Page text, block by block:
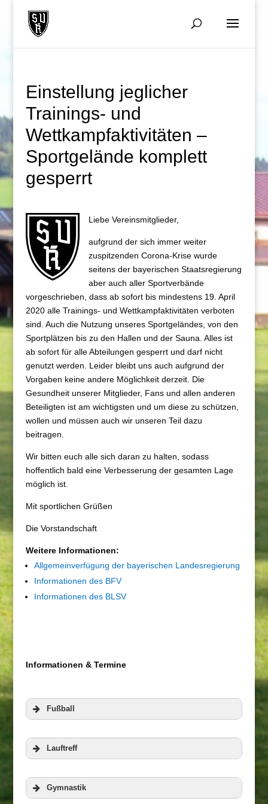
Einstellung jeglicher
Trainings- und
Wettkampfaktivitäten –
Sportgelände komplett
gesperrt
Liebe Vereinsmitglieder,
aufgrund der sich immer weiter
zuspitzenden Corona-Krise wurde
seitens der bayerischen Staatsregierung
aber auch aller Sportverbände
vorgeschrieben, dass ab sofort bis mindestens 19. April
2020 alle Trainings- und Wettkampfaktivitäten verboten
sind. Auch die Nutzung unseres Sportgeländes, von den
Sportplätzen bis zu den Hallen und der Sauna. Alles ist
ab sofort für alle Abteilungen gesperrt und darf nicht
genutzt werden. Leider bleibt uns auch aufgrund der
Vorgaben keine andere Möglichkeit derzeit. Die
Gesundheit unserer Mitglieder, Fans und allen anderen
Beteiligten ist am wichtigsten und um diese zu schützen,
wollen und müssen auch wir unseren Teil dazu
beitragen.
Wir bitten euch alle sich daran zu halten, sodass
hoffentlich bald eine Verbesserung der gesamten Lage
möglich ist.
Mit sportlichen Grüßen
Die Vorstandschaft
Weitere Informationen:
Allgemeinverfügung der bayerischen Landesregierung
Informationen des BFV
Informationen des BLSV
Informationen & Termine
Fußball
Lauftreff
Gymnastik